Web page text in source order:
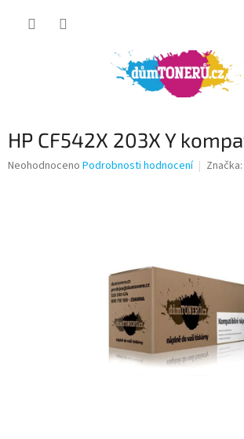
HP CF542X 203X Y
Průměrné
Neohodnoceno Podrobnosti hodnocení Značka: